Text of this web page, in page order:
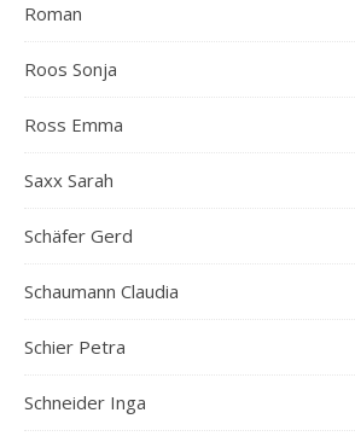
Roman
Roos Sonja
Ross Emma
Saxx Sarah
Schäfer Gerd
Schaumann Claudia
Schier Petra
Schneider Inga